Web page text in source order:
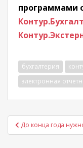
программами
бухгалтерия
электронная
Навигация
по
До конца года